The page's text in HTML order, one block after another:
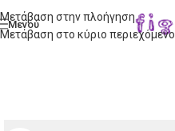
Μετάβαση στην πλοήγηση
Μετάβαση στο κύριο περιεχόμενο
Μενού